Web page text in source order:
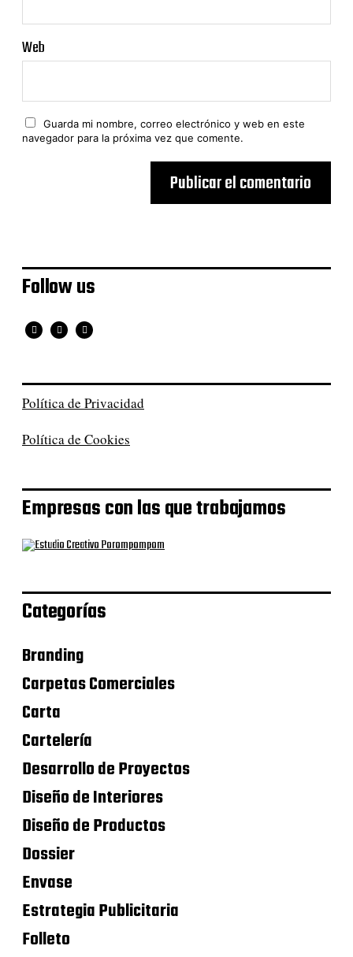
Web
Guarda mi nombre, correo electrónico y web en este
navegador para la próxima vez que comente.
Follow us
Política de Privacidad
Política de Cookies
Empresas con las que trabajamos
Categorías
Branding
Carpetas Comerciales
Carta
Cartelería
Desarrollo de Proyectos
Diseño de Interiores
Diseño de Productos
Dossier
Envase
Estrategia Publicitaria
Folleto